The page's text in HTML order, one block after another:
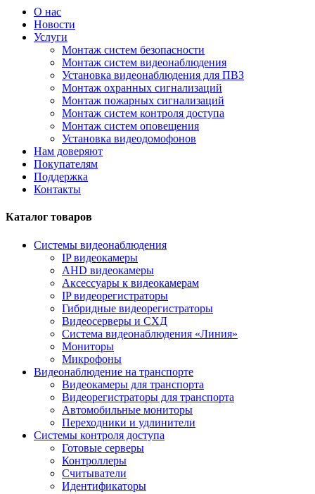
О нас
Новости
Услуги
Монтаж систем безопасности
Монтаж систем видеонаблюдения
Установка видеонаблюдения для ПВЗ
Монтаж охранных сигнализаций
Монтаж пожарных сигнализаций
Монтаж систем контроля доступа
Монтаж систем оповещения
Установка видеодомофонов
Нам доверяют
Покупателям
Поддержка
Контакты
Каталог товаров
Системы видеонаблюдения
IP видеокамеры
AHD видеокамеры
Аксессуары к видеокамерам
IP видеорегистраторы
Гибридные видеорегистраторы
Видеосерверы и СХД
Система видеонаблюдения «Линия»
Мониторы
Микрофоны
Видеонаблюдение на транспорте
Видеокамеры для транспорта
Видеорегистраторы для транспорта
Автомобильные мониторы
Переходники и удлинители
Системы контроля доступа
Готовые серверы
Контроллеры
Считыватели
Идентификаторы